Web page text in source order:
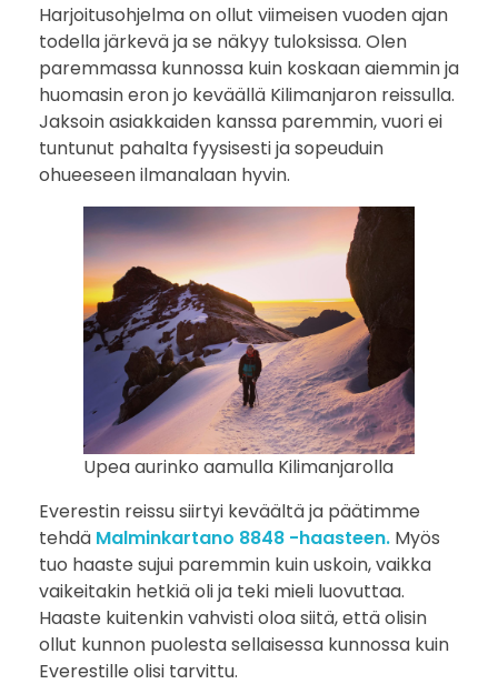
Harjoitusohjelma on ollut viimeisen vuoden ajan
todella järkevä ja se näkyy tuloksissa. Olen
paremmassa kunnossa kuin koskaan aiemmin ja
huomasin eron jo keväällä Kilimanjaron reissulla.
Jaksoin asiakkaiden kanssa paremmin, vuori ei
tuntunut pahalta fyysisesti ja sopeuduin
ohueeseen ilmanalaan hyvin.
Upea aurinko aamulla Kilimanjarolla
Everestin reissu siirtyi keväältä ja päätimme
tehdä Malminkartano 8848 -haasteen. Myös
tuo haaste sujui paremmin kuin uskoin, vaikka
vaikeitakin hetkiä oli ja teki mieli luovuttaa.
Haaste kuitenkin vahvisti oloa siitä, että olisin
ollut kunnon puolesta sellaisessa kunnossa kuin
Everestille olisi tarvittu.